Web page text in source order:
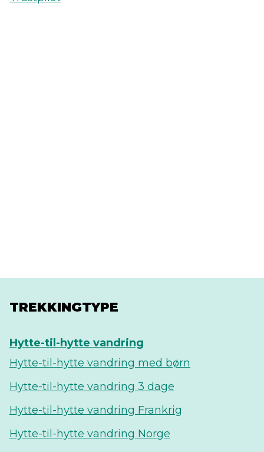
TREKKINGTYPE
Hytte-til-hytte vandring
Hytte-til-hytte vandring med børn
Hytte-til-hytte vandring 3 dage
Hytte-til-hytte vandring Frankrig
Hytte-til-hytte vandring Norge